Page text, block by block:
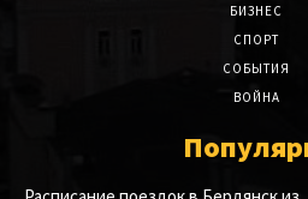
БИЗНЕС
СПОРТ
СОБЫТИЯ
ВОЙНА